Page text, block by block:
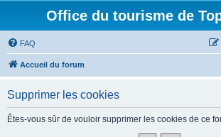
Office du tourisme de
FAQ
Accueil du forum
Supprimer les cookies
Êtes-vous sûr de vouloir supprimer les cookies de ce